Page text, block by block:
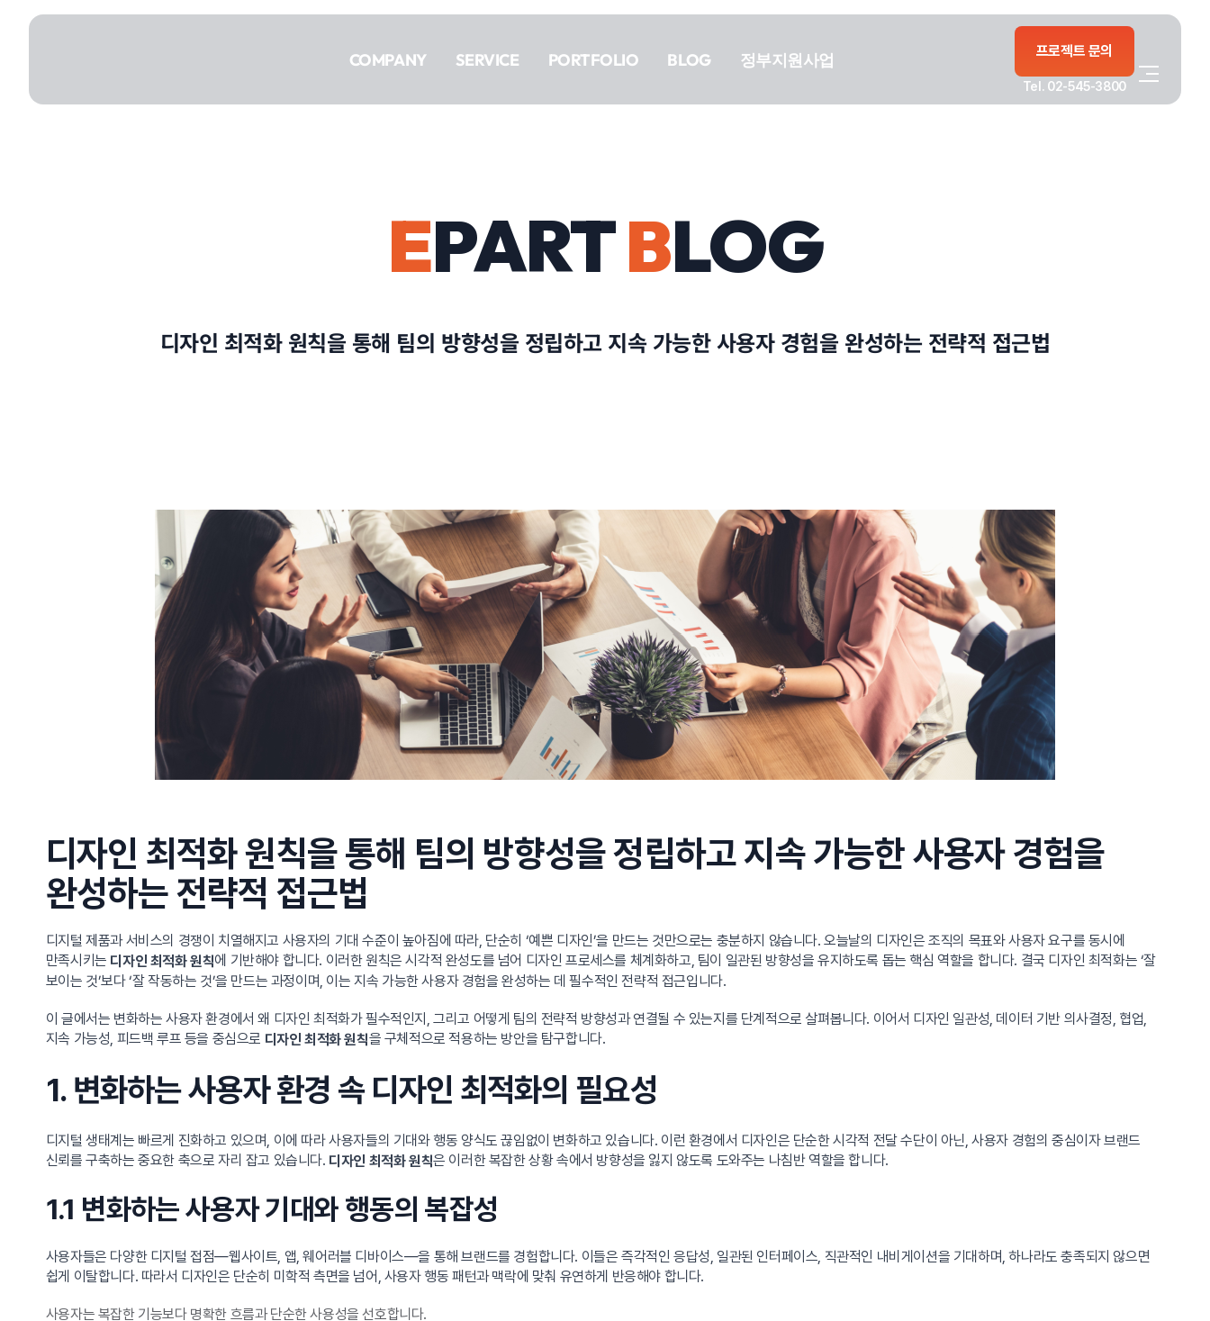
건너뛰기
COMPANY SERVICE PORTFOLIO BLOG 정부지원사업 프로젝트 문의
Tel. 02-545-3800
PORTFOLIO
CONTACT
정부지원사업
EPARTBLOG
디자인 최적화 원칙을 통해 팀의 방향성을 정립하고 지속 가능한 사용자 경험을 완성하는 전략적 접근법
디자인 최적화 원칙을 통해 팀의 방향성을 정립하고 지속 가능한 사용자 경험을
완성하는 전략적 접근법
디지털 제품과 서비스의 경쟁이 치열해지고 사용자의 기대 수준이 높아짐에 따라, 단순히 ‘예쁜 디자인’을 만드는 것만으로는 충분하지 않습니다. 오늘날의 디자인은 조직의 목표와 사용자 요구를 동시에
만족시키는 디자인 최적화 원칙에 기반해야 합니다. 이러한 원칙은 시각적 완성도를 넘어 디자인 프로세스를 체계화하고, 팀이 일관된 방향성을 유지하도록 돕는 핵심 역할을 합니다. 결국 디자인 최적화는 ‘잘
보이는 것’보다 ‘잘 작동하는 것’을 만드는 과정이며, 이는 지속 가능한 사용자 경험을 완성하는 데 필수적인 전략적 접근입니다.
이 글에서는 변화하는 사용자 환경에서 왜 디자인 최적화가 필수적인지, 그리고 어떻게 팀의 전략적 방향성과 연결될 수 있는지를 단계적으로 살펴봅니다. 이어서 디자인 일관성, 데이터 기반 의사결정, 협업,
지속 가능성, 피드백 루프 등을 중심으로 디자인 최적화 원칙을 구체적으로 적용하는 방안을 탐구합니다.
1. 변화하는 사용자 환경 속 디자인 최적화의 필요성
디지털 생태계는 빠르게 진화하고 있으며, 이에 따라 사용자들의 기대와 행동 양식도 끊임없이 변화하고 있습니다. 이런 환경에서 디자인은 단순한 시각적 전달 수단이 아닌, 사용자 경험의 중심이자 브랜드
신뢰를 구축하는 중요한 축으로 자리 잡고 있습니다. 디자인 최적화 원칙은 이러한 복잡한 상황 속에서 방향성을 잃지 않도록 도와주는 나침반 역할을 합니다.
1.1 변화하는 사용자 기대와 행동의 복잡성
사용자들은 다양한 디지털 접점—웹사이트, 앱, 웨어러블 디바이스—을 통해 브랜드를 경험합니다. 이들은 즉각적인 응답성, 일관된 인터페이스, 직관적인 내비게이션을 기대하며, 하나라도 충족되지 않으면
쉽게 이탈합니다. 따라서 디자인은 단순히 미학적 측면을 넘어, 사용자 행동 패턴과 맥락에 맞춰 유연하게 반응해야 합니다.
사용자는 복잡한 기능보다 명확한 흐름과 단순한 사용성을 선호합니다.